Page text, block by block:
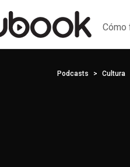
Cómo
Podcasts Cultura